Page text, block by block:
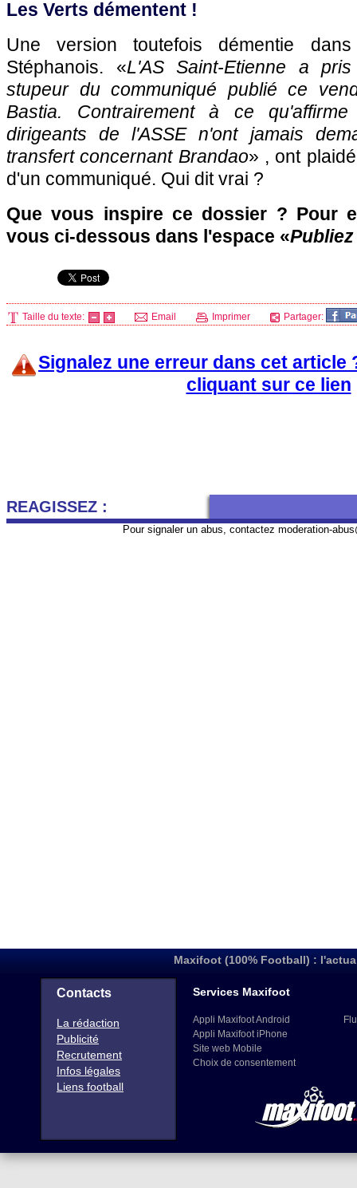
Les Verts démentent !
Une version toutefois démentie
Stéphanois. «L'AS Saint-Etienne a
stupeur du communiqué publié ce
Bastia. Contrairement à ce
dirigeants de l'ASSE n'ont jamais
transfert concernant Brandao» , ont
d'un communiqué. Qui dit vrai ?
Que vous inspire ce dossier ? Pour
vous ci-dessous dans l'espace «
Taille du texte: Email Imprimer Partager:
Signalez une erreur dans cet article
cliquant sur ce lien
REAGISSEZ :
Pour signaler un abus, contactez moderation-
Maxifoot (100% Football) :
Contacts
La rédaction
Publicité
Recrutement
Infos légales
Liens football
Services Maxifoot
Appli Maxifoot Android
Appli Maxifoot iPhone
Site web Mobile
Choix de consentement